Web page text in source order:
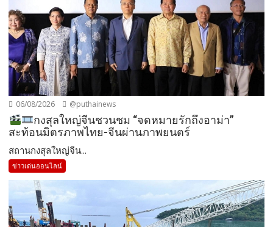
06/08/2026 @puthainews
กงสุลใหญ่จีนชวนชม “จดหมายรักถึงอาม่า”
สะท้อนมิตรภาพไทย-จีนผ่านภาพยนตร์
สถานกงสุลใหญ่จีน...
ข่าวเด่นออนไลน์